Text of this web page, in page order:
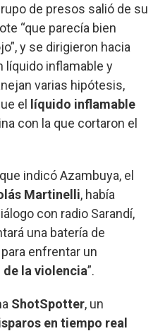
de presos salió de su
“que parecía bien
y se dirigieron hacia
líquido inflamable y
varias hipótesis,
el
líquido inflamable
con la que cortaron el
indicó Azambuya, el
Martinelli, había
con radio Sarandí,
una batería de
enfrentar un
la violencia”.
ShotSpotter, un
en tiempo real